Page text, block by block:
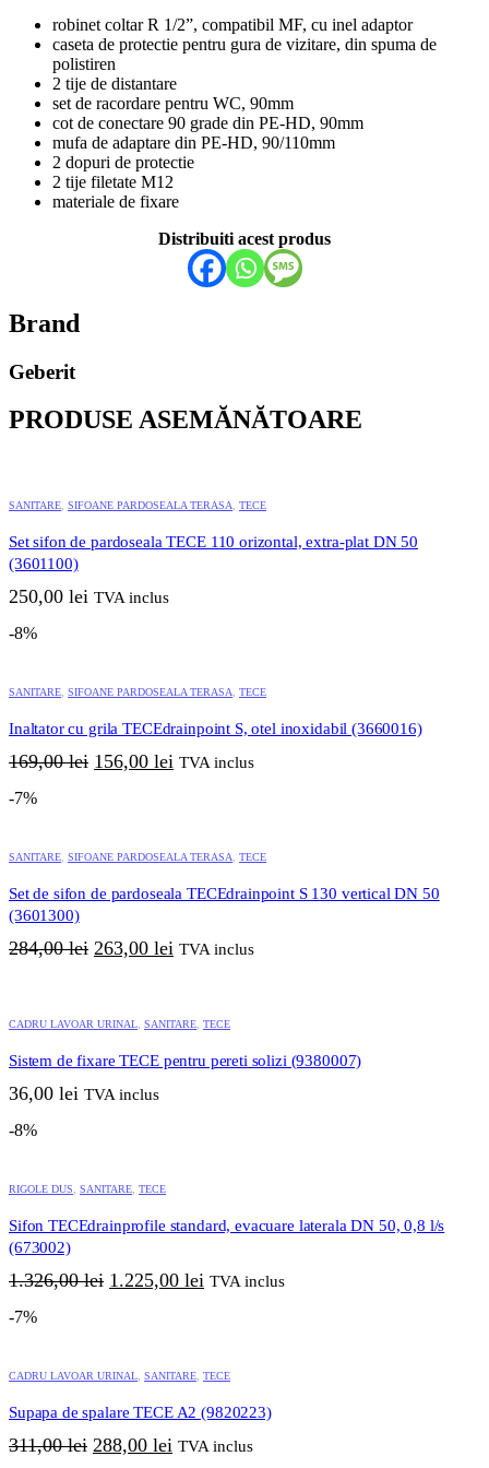
robinet coltar R 1/2”, compatibil MF, cu inel adaptor
caseta de protectie pentru gura de vizitare, din spuma de
polistiren
2 tije de distantare
set de racordare pentru WC, 90mm
cot de conectare 90 grade din PE-HD, 90mm
mufa de adaptare din PE-HD, 90/110mm
2 dopuri de protectie
2 tije filetate M12
materiale de fixare
Distribuiti acest produs
Brand
Geberit
PRODUSE ASEMĂNĂTOARE
SANITARE, SIFOANE PARDOSEALA TERASA, TECE
Set sifon de pardoseala TECE 110 orizontal, extra-plat DN 50
(3601100)
250,00 lei TVA inclus
-8%
SANITARE, SIFOANE PARDOSEALA TERASA, TECE
Inaltator cu grila TECEdrainpoint S, otel inoxidabil (3660016)
169,00lei Prețul
169,00 lei.
156,00 lei Prețul
TVA inclus
-7%
SANITARE, SIFOANE PARDOSEALA TERASA, TECE
Set de sifon de pardoseala TECEdrainpoint S 130 vertical DN 50
(3601300)
284,00lei Prețul
fost:
263,00 lei Prețul
263,00 lei.
TVA inclus
CADRU LAVOAR URINAL, SANITARE, TECE
Sistem de fixare TECE pentru pereti solizi (9380007)
36,00 lei TVA inclus
-8%
RIGOLE DUS, SANITARE, TECE
Sifon TECEdrainprofile standard, evacuare laterala DN 50, 0,8 l/s
(673002)
1.326,00lei Prețul
1.326,00 lei.
1.225,00 lei Prețul
TVA inclus
-7%
CADRU LAVOAR URINAL, SANITARE, TECE
Supapa de spalare TECE A2 (9820223)
311,00lei Prețul
288,00 lei Prețul
TVA inclus